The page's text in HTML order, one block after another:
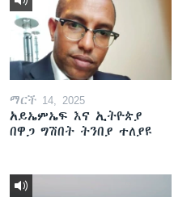
ማርች 14, 2025
አይኤምኤፍ እና ኢትዮጵያ
በዋጋ ግሽበት ትንበያ ተለያዩ